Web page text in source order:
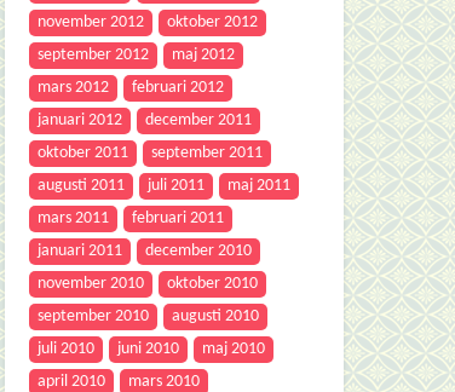
november 2012
oktober 2012
september 2012
maj 2012
mars 2012
februari 2012
januari 2012
december 2011
oktober 2011
september 2011
augusti 2011
juli 2011
maj 2011
mars 2011
februari 2011
januari 2011
december 2010
november 2010
oktober 2010
september 2010
augusti 2010
juli 2010
juni 2010
maj 2010
april 2010
mars 2010